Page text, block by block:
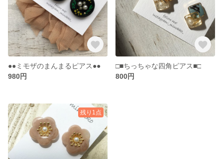
●●ミモザのまんまるピアス●●
980円
□■ちっちゃな四角ピアス■□
800円
残り1点